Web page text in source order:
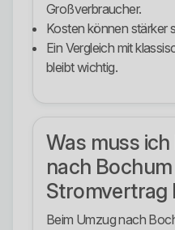
Großverbraucher.
Kosten können stärker
Ein Vergleich mit
bleibt wichtig.
Was muss
nach
Stromvertrag
Beim Umzug nach